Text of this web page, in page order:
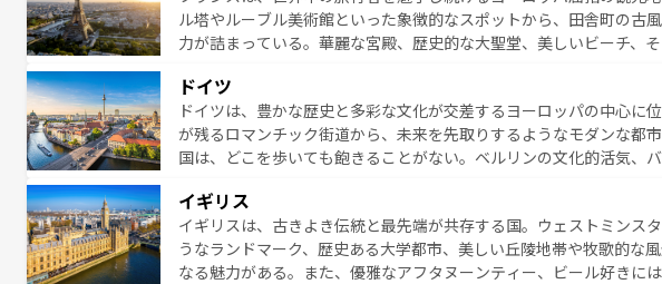
新着のスペイン情報はコンテンツ一覧を参照してほしい。
ル塔やルーブル美術館といった象徴的なスポットから、田舎町の古
力が詰まっている。華麗な宮殿、歴史的な大聖堂、美しいビーチ、
無形文化遺産にも登録されている。シャンパンの発祥地であるラン
いラベンダー畑など、多彩な楽しみ方が可能だ。さらに、パリ以外
り、どの街角にも豊かな歴史と文化が息づいている。パリ以外の個
とそれぞれで全く異なる文化を体験できるだ
ドイツ
ドイツは、豊かな歴史と多彩な文化が交差するヨーロッパの中心に
が残るロマンチック街道から、未来を先取りするようなモダンな都
国は、どこを歩いても飽きることがない。ベルリンの文化的活気、
ら地元の人と過ごす楽しい時間は、お酒好きな人にはぜひ体験してほしい。 なお、
イツ情報はコンテンツ一覧を参照してほしい。
イギリス
イギリスは、古きよき伝統と最先端が共存する国。ウェストミンス
うなランドマーク、歴史ある大学都市、美しい丘陵地帯や牧歌的な
なる魅力がある。また、優雅なアフタヌーンティー、ビール好きに